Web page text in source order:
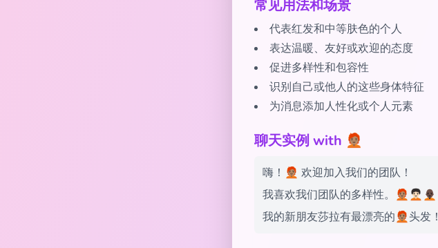
常见用法和场景
代表红发和中等肤色的个人
表达温暖、友好或欢迎的态度
促进多样性和包容性
识别自己或他人的这些身体特征
为消息添加人性化或个人元素
聊天实例 with 🧑🏽‍🦰
嗨！🧑🏽‍🦰 欢迎加入我们的团队！
我喜欢我们团队的多样性。🧑🏽‍🦰🧑🏻‍🦱🧑🏿‍🦲
我的新朋友莎拉有最漂亮的🧑🏽‍🦰头发！